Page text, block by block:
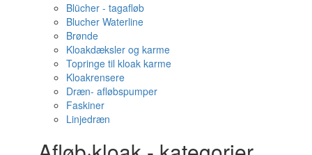
Blücher - tagafløb
Blucher Waterline
Brønde
Kloakdæksler og karme
Topringe til kloak karme
Kloakrensere
Dræn- afløbspumper
Faskiner
Linjedræn